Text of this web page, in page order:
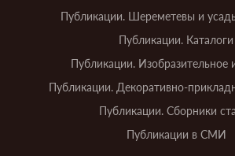
Публикации. Шереметевы и
Публикации. Каталоги
Публикации. Изобразительное
Публикации. Декоративно-
Публикации. Сборники
Публикации в СМИ